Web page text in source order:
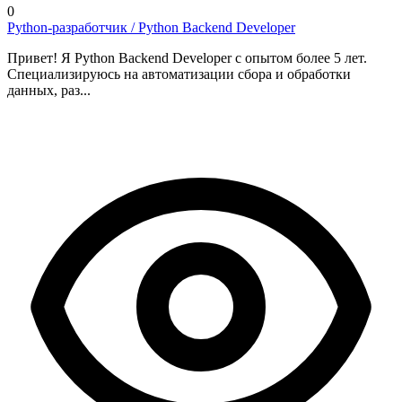
0
Python-разработчик / Python Backend Developer
Привет! Я Python Backend Developer с опытом более 5 лет.
Специализируюсь на автоматизации сбора и обработки
данных, раз...